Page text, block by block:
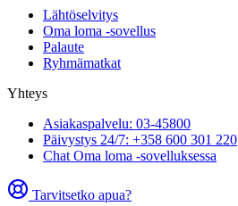
Lähtöselvitys
Oma loma -sovellus
Palaute
Ryhmämatkat
Yhteys
Asiakaspalvelu: 03-45800
Päivystys 24/7: +358 600 301 220
Chat Oma loma -sovelluksessa
Tarvitsetko apua?